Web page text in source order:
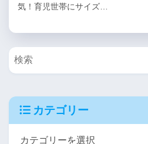
気！育児世帯にサイズ…
カテゴリー